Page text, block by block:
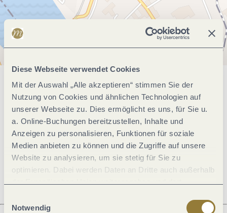
Diese Webseite verwendet Cookies
Mit der Auswahl „Alle akzeptieren“ stimmen Sie der
Nutzung von Cookies und ähnlichen Technologien auf
unserer Webseite zu. Dies ermöglicht es uns, für Sie u.
a. Online-Buchungen bereitzustellen, Inhalte und
Anzeigen zu personalisieren, Funktionen für soziale
Medien anbieten zu können und die Zugriffe auf unsere
Website zu analysieren, um sie stetig für Sie zu
optimieren. Dabei werden Daten an Dritte auch außerhalb
jederzeit widerrufen werden. Mit der Auswahl "Alle
Notwendig
Allgemeine Informationen
Öffnungszeiten
Ruhetage